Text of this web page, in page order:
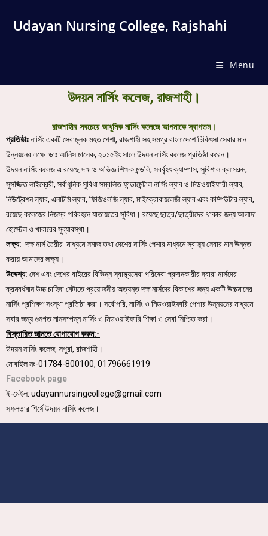
Udayan Nursing College, Rajshahi
Menu
উদয়ন নার্সিং কলেজ, রাজশাহী।
রাজশাহীর সবচেয়ে আধুনিক নার্সিং কলেজে আপনাকে স্বাগতম।
প্রতিষ্ঠাঃনার্সিং একটি সেবামূলক মহত পেশা, রাজশাহী সহ সমগ্র বাংলাদেশে চিকিৎসা সেবার মান
উন্নয়নের লক্ষে ডাঃ আনিস মালেক, ২০১৫ইং সালে উদয়ন নার্সিং কলেজ প্রতিষ্ঠা করেন।
উদয়ন নার্সিং কলেজ এ রয়েছে দক্ষ ও অভিজ্ঞ শিক্ষক মন্ডলি, সবর্বৃহৎ ক্যাম্পাস, সুবিশাল ক্লাসরুম,
সুসজ্জিত লাইব্রেরী, সর্বাধুনিক সুবিধা সম্বলিত ফান্ডামেন্টাল নার্সিং ল্যাব ও মিডওয়াইফারী ল্যাব,
নিউট্রেশন ল্যাব, এনাটমি ল্যাব, ফিজিওলজি ল্যাব, মাইক্রোবায়লেজী ল্যাব এবং কম্পিউটার ল্যাব,
রয়েছে কলেজের নিজস্ব পরিবহনে যাতায়তের সুবিধা। রয়েছে ছাত্র/ছাত্রীদের থাকার জন্য আলাদা
হোস্টেল ও খাবারের সুব্যাবস্থা।
লক্ষ্য: দক্ষ নার্স তৈরীর মাধ্যমে সমাজ তথা দেশের নার্সিং পেশার মাধ্যমে স্বাস্থ্য সেবার মান উন্নত
করায় আমাদের লক্ষ্য।
উদ্দেশ্য: দেশ এবং দেশের বাইরের বিভিন্ন স্বাস্থ্যসেবা পরিষেবা প্রদানকারীর দ্বারা নার্সদের
ক্রমবর্ধমান উচ্চ চাহিদা মেটাতে প্রয়োজনীয় অত্যন্ত দক্ষ নার্সদের বিকাশের জন্য একটি উচ্চমানের
নার্সিং প্রশিক্ষণ সংস্থা প্রতিষ্ঠা করা। সর্বোপরি, নার্সিং ও মিডওয়াইফারি পেশার উন্নয়নের মাধ্যমে
সবার জন্য গুনগত মানসম্পন্ন নার্সিং ও মিডওয়াইফারি শিক্ষা ও সেবা নিশ্চিত করা।
বিস্তারিত জানতে যোগাযোগ করুন:-
উদয়ন নার্সিং কলেজ, সপুরা, রাজশাহী।
মোবাইল নং-01784-800100, 01796661919
Facebook page
ই-মেইল: udayannursingcollege@gmail.com
সফলতার শির্ষে উদয়ন নার্সিং কলেজ।